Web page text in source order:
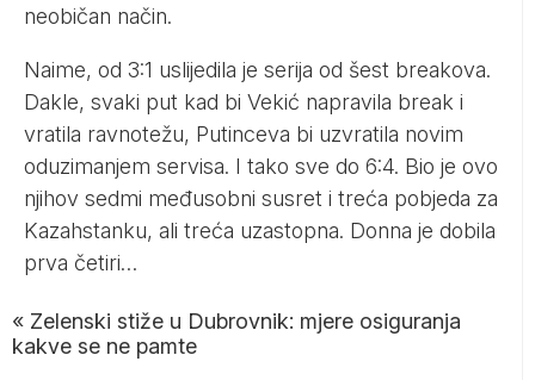
neobičan način.
Naime, od 3:1 uslijedila je serija od šest breakova.
Dakle, svaki put kad bi Vekić napravila break i
vratila ravnotežu, Putinceva bi uzvratila novim
oduzimanjem servisa. I tako sve do 6:4. Bio je ovo
njihov sedmi međusobni susret i treća pobjeda za
Kazahstanku, ali treća uzastopna. Donna je dobila
prva četiri…
« Zelenski stiže u Dubrovnik: mjere osiguranja
kakve se ne pamte